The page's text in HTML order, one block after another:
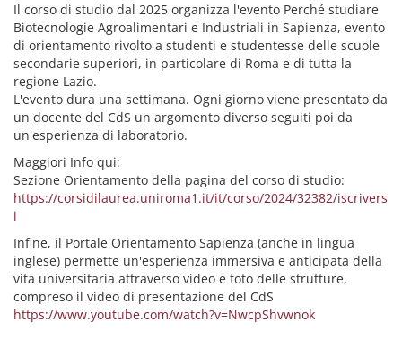
Il corso di studio dal 2025 organizza l'evento Perché studiare
Biotecnologie Agroalimentari e Industriali in Sapienza, evento
di orientamento rivolto a studenti e studentesse delle scuole
secondarie superiori, in particolare di Roma e di tutta la
regione Lazio.
L'evento dura una settimana. Ogni giorno viene presentato da
un docente del CdS un argomento diverso seguiti poi da
un'esperienza di laboratorio.
Maggiori Info qui:
Sezione Orientamento della pagina del corso di studio:
https://corsidilaurea.uniroma1.it/it/corso/2024/32382/iscrivers
i
Infine, il Portale Orientamento Sapienza (anche in lingua
inglese) permette un'esperienza immersiva e anticipata della
vita universitaria attraverso video e foto delle strutture,
compreso il video di presentazione del CdS
https://www.youtube.com/watch?v=NwcpShvwnok